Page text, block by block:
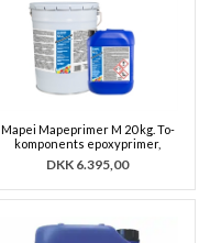
Mapei Mapeprimer M 20 kg. To-
komponents epoxyprimer,
DKK 6.395,00